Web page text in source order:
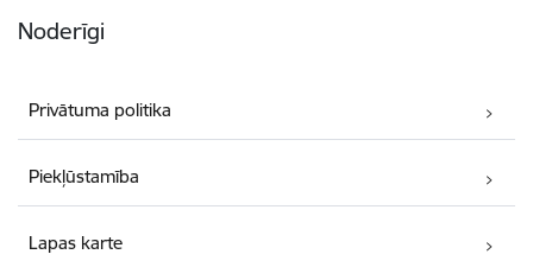
Noderīgi
Privātuma politika
Piekļūstamība
Lapas karte